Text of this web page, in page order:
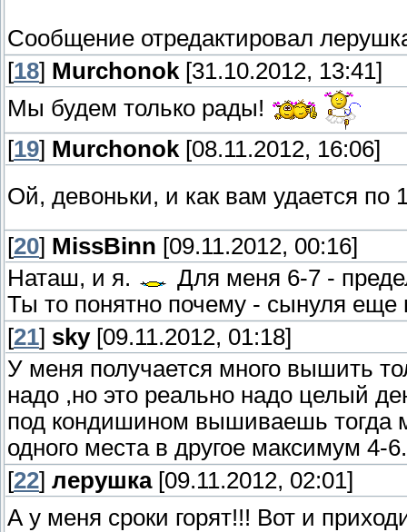
Сообщение отредактировал
[18] Murchonok [31.10.2012, 13:41]
Мы будем только рады!
[19] Murchonok [08.11.2012, 16:06]
Ой, девоньки, и как вам удается
[20] MissBinn [09.11.2012, 00:16]
Наташ, и я.
Для меня 6-7 -
Ты то понятно почему - сынуля
[21] sky[09.11.2012, 01:18]
У меня получается много вышить
надо ,но это реально надо целый
под кондишином вышиваешь тогда
одного места в другое максимум 4-6.
[22] лерушка[09.11.2012, 02:01]
А у меня сроки горят!!! Вот и